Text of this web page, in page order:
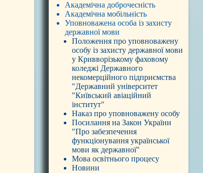
Академічна доброчесність
Академічна мобільність
Уповноважена особа із захисту
державної мови
Положення про уповноважену
особу із захисту державної мови
у Кривворізькому фаховому
коледжі Державного
некомерційного підприємства
"Державний університет
"Київський авіаційний
інститут"
Наказ про уповноважену особу
Посилання на Закон України
"Про забезпечення
функціонування української
мови як державної"
Мова освітнього процесу
Новини